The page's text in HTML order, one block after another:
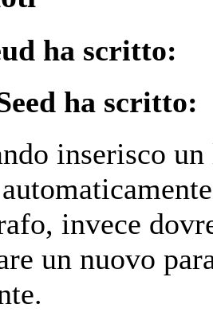
ha scritto:
ha scritto:
inserisco
invece
un nuovo